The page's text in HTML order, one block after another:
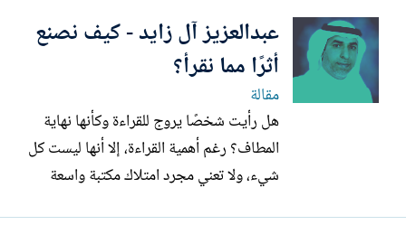
ما الذي تحقق؟ وما الذي تأخر؟ وأين نقف
اليوم؟ وما الذي ينبغي فعله لتكتمل الصورة
وفق الطموح الثقافي...
عبدالعزيز آل زايد - كيف نصنع
أثرًا مما نقرأ؟
مقالة
هل رأيت شخصًا يروج للقراءة وكأنها نهاية
المطاف؟ رغم أهمية القراءة، إلا أنها ليست كل
شيء، ولا تعني مجرد امتلاك مكتبة واسعة